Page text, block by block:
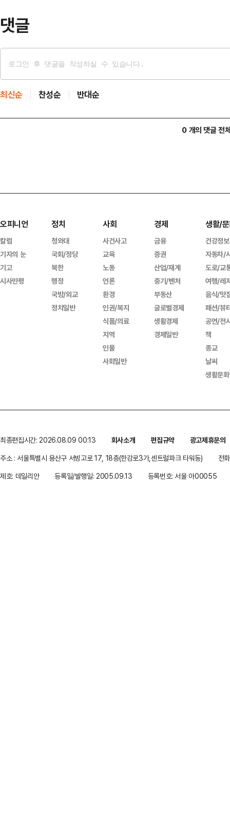
댓글
최신순 찬성순 반대순
0 개의 댓글 전
오피니언
칼럼
기자의 눈
기고
시사만평
정치
청와대
국회/정당
북한
행정
국방/외교
정치일반
사회
사건사고
교육
노동
언론
환경
인권/복지
식품/의료
지역
인물
사회일반
경제
금융
증권
산업/재계
중기/벤처
부동산
글로벌경제
생활경제
경제일반
생활/
건강정보
자동차/
도로/교
여행/레
음식/맛
패션/뷰
공연/전
책
종교
날씨
생활문
최종편집시간: 2026.08.09 00:13 회사소개 편집규약
광고제휴문의
주소 : 서울특별시 용산구 서빙고로 17, 18층(한강로3가,센트럴파크 타워동)
전
제호: 데일리안
등록일/발행일: 2005.09.13 등록번호: 서울 아00055